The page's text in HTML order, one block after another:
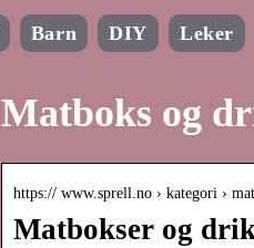
Barn DIY Leker
Matboks og
https:// www.sprell.no › kategori ›
Matbokser og